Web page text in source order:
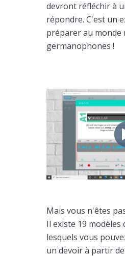
devront réfléchir à
répondre. C'est un
préparer au monde
germanophones !
Mais vous n'êtes
Il existe 19
lesquels vous
un devoir à partir